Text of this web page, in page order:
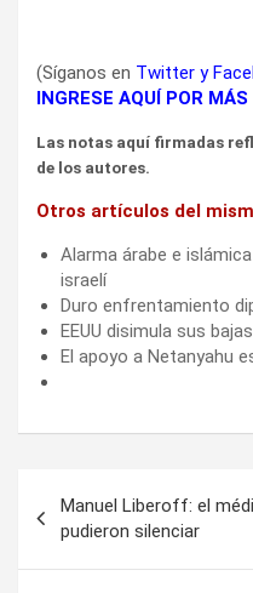
(Síganos en Twitter y
INGRESE AQUÍ POR
Las notas aquí firmadas
de los autores.
Otros artículos del
Alarma árabe e
israelí
Duro enfrentamiento
EEUU disimula sus
El apoyo a Netanyahu
de
entradas
Manuel Liberoff: el
pudieron silenciar